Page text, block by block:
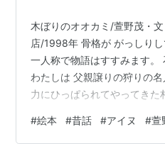
木ぼりのオオカミ/萱野茂・
店/1998年 骨格が がっしりし
一人称で物語はすすみます。
わたしは 父親譲りの狩りの
力にひっぱられてやってきた
はなにかかなしそうでした。
#絵本 #昔話 #アイヌ #萱